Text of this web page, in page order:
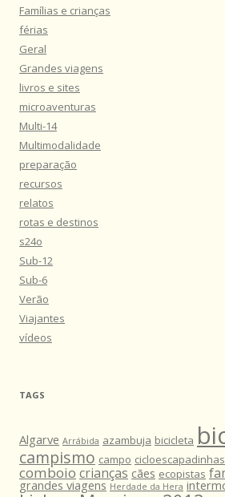
Famílias e crianças
férias
Geral
Grandes viagens
livros e sites
microaventuras
Multi-14
Multimodalidade
preparação
recursos
relatos
rotas e destinos
s24o
Sub-12
Sub-6
Verão
Viajantes
vídeos
TAGS
Algarve Arrábida azambuja bicicleta
campismo campo cicloescapadinhas
comboio crianças cães ecopistas
grandes viagens Herdade da Hera